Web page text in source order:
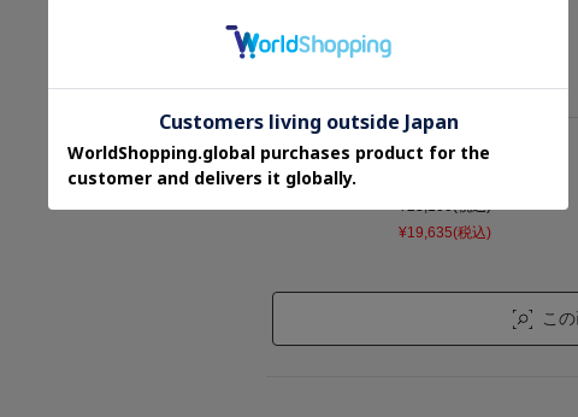
¥19,635(税込)
26.5cm
¥23,100(税込)
¥19,635(税込)
こ